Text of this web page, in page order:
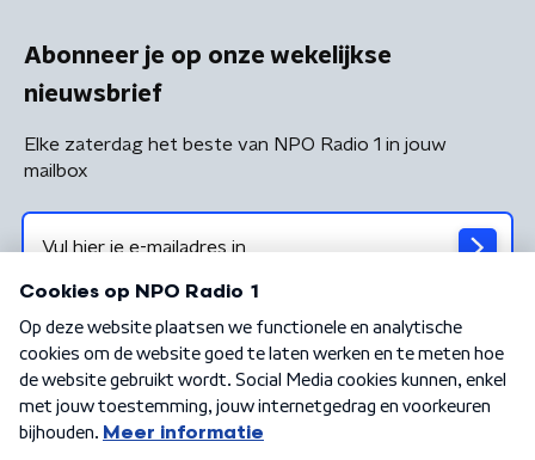
Abonneer je op onze wekelijkse
nieuwsbrief
Elke zaterdag het beste van NPO Radio 1 in jouw
mailbox
Algemene voorwaarden